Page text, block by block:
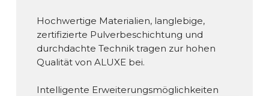
Hochwertige Materialien, langlebige,
zertifizierte Pulverbeschichtung und
durchdachte Technik tragen zur hohen
Qualität von ALUXE bei.
Intelligente Erweiterungsmöglichkeiten